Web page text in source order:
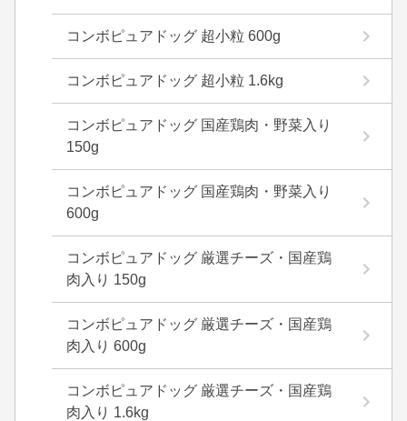
コンボピュアドッグ 超小粒 600g
コンボピュアドッグ 超小粒 1.6kg
コンボピュアドッグ 国産鶏肉・野菜入り
150g
コンボピュアドッグ 国産鶏肉・野菜入り
600g
コンボピュアドッグ 厳選チーズ・国産鶏
肉入り 150g
コンボピュアドッグ 厳選チーズ・国産鶏
肉入り 600g
コンボピュアドッグ 厳選チーズ・国産鶏
肉入り 1.6kg